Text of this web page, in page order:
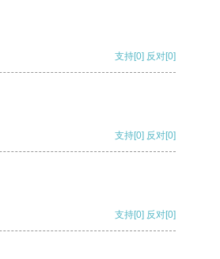
支持[0] 反对[0]
支持[0] 反对[0]
支持[0] 反对[0]